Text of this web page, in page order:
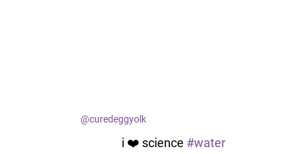
@curedeggyolk
i ❤️ science #water